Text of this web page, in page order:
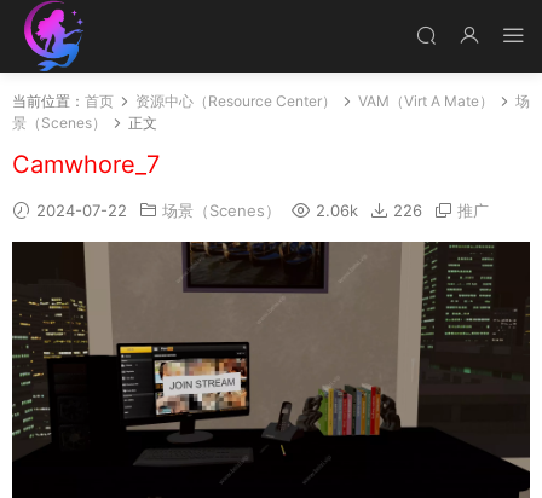
当前位置： 首页 资源中心（Resource Center） VAM（Virt A Mate）
场
景（Scenes）
正文
Camwhore_7
2024-07-22 场景（Scenes） 2.06k 226 推广